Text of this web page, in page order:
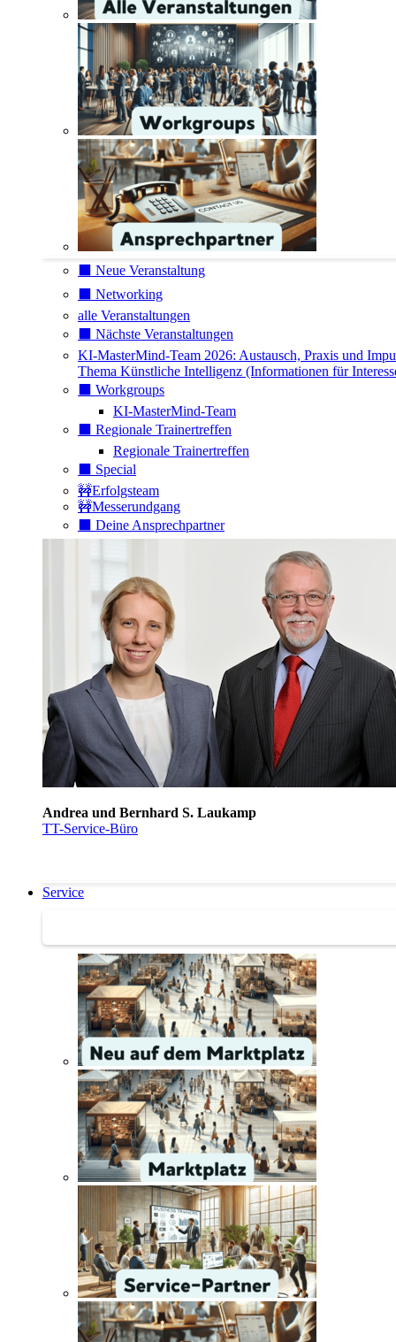
⬛️ Neue Veranstaltung
⬛️ Networking
alle Veranstaltungen
⬛️ Nächste Veranstaltungen
KI-MasterMind-Team 2026: Austausch, Praxis und
Thema Künstliche Intelligenz (Informationen für
⬛️ Workgroups
KI-MasterMind-Team
⬛️ Regionale Trainertreffen
Regionale Trainertreffen
⬛️ Special
🚧Erfolgsteam
🚧Messerundgang
⬛️ Deine Ansprechpartner
Andrea und Bernhard S. Laukamp
TT-Service-Büro
Service